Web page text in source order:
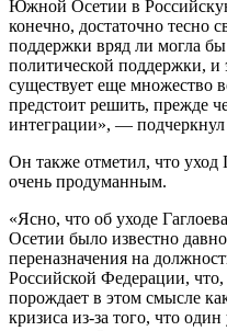
Южной Осетии в
конечно, достаточно тесно
поддержки вряд ли могла
политической поддержки,
существует еще множество
предстоит решить, прежде
интеграции», — подчеркнул
Он также отметил, что уход
очень продуманным.
«Ясно, что об уходе
Осетии было известно
переназначения на
Российской Федерации,
порождает в этом смысле
кризиса из-за того, что